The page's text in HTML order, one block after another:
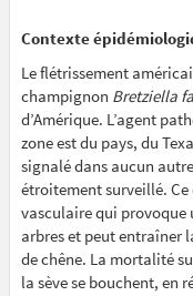
Contexte
Le flétrissement
champignon Bretziella
d’Amérique. L’agent
zone est du pays, du
signalé dans aucun
étroitement surveillé.
vasculaire qui provoque
arbres et peut entraîner
de chêne. La mortalité
la sève se bouchent, en